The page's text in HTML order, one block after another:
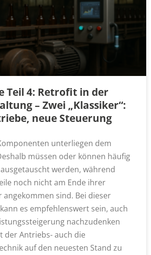
Teil 4: Retrofit in der
– Zwei „Klassiker“:
neue Steuerung
unterliegen dem
müssen oder können häufig
werden, während
noch nicht am Ende ihrer
angekommen sind. Bei dieser
es empfehlenswert sein, auch
nachzudenken
der Antriebs- auch die
auf den neuesten Stand zu